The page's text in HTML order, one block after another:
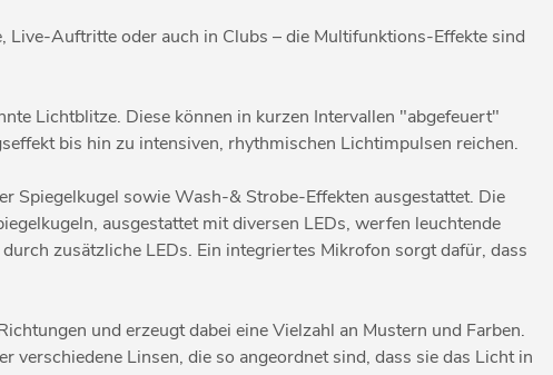
Live-Auftritte oder auch in Clubs – die Multifunktions-Effekte sind
Lichtblitze. Diese können in kurzen Intervallen "abgefeuert"
bis hin zu intensiven, rhythmischen Lichtimpulsen reichen.
Spiegelkugel sowie Wash-& Strobe-Effekten ausgestattet. Die
ausgestattet mit diversen LEDs, werfen leuchtende
zusätzliche LEDs. Ein integriertes Mikrofon sorgt dafür, dass
und erzeugt dabei eine Vielzahl an Mustern und Farben.
Linsen, die so angeordnet sind, dass sie das Licht in